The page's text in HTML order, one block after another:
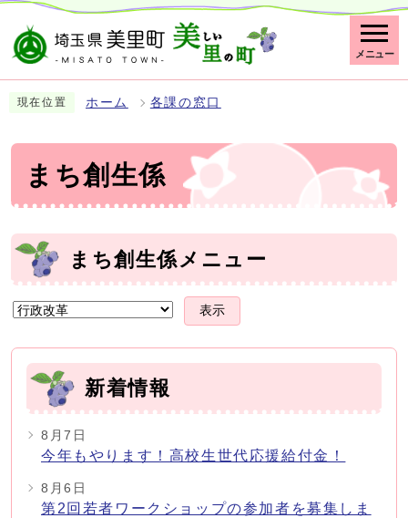
メニュー
現在位置 ホーム 各課の窓口
まち創生係
まち創生係メニュー
表示
新着情報
8月7日
今年もやります！高校生世代応援給付金！
8月6日
第2回若者ワークショップの参加者を募集しま